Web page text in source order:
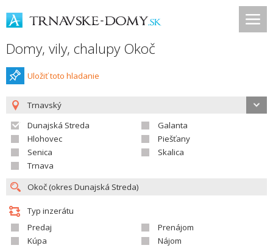
Domy, vily, chalupy Okoč
Uložiť toto hladanie
Trnavský
Dunajská Streda
Galanta
Hlohovec
Piešťany
Senica
Skalica
Trnava
Typ inzerátu
Predaj
Prenájom
Kúpa
Nájom